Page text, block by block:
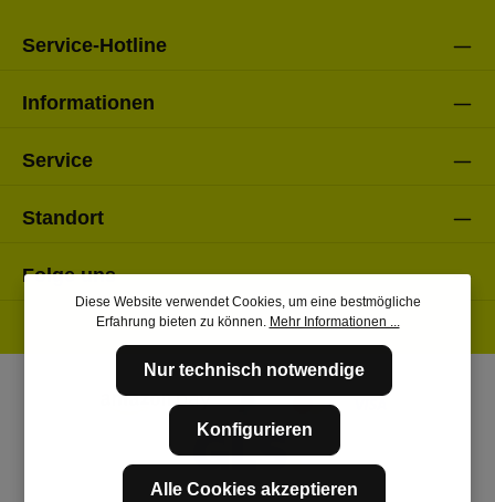
Service-Hotline
Informationen
Service
Standort
Folge uns
Diese Website verwendet Cookies, um eine bestmögliche
Erfahrung bieten zu können. Mehr Informationen ...
Nur technisch notwendige
Konfigurieren
Alle Cookies akzeptieren